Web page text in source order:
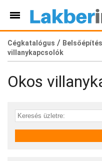
Cégkatalógus /
villanykapcsolók
Okos